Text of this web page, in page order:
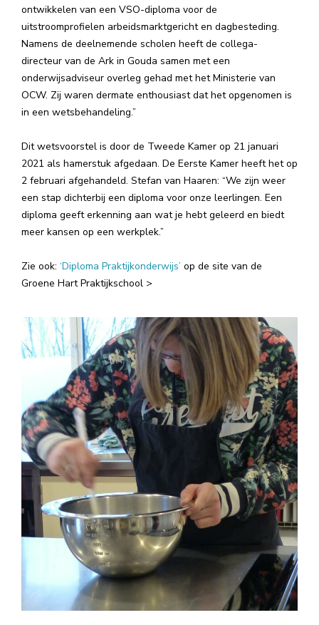
ontwikkelen van een VSO-diploma voor de
uitstroomprofielen arbeidsmarktgericht en dagbesteding.
Namens de deelnemende scholen heeft de collega-
directeur van de Ark in Gouda samen met een
onderwijsadviseur overleg gehad met het Ministerie van
OCW. Zij waren dermate enthousiast dat het opgenomen is
in een wetsbehandeling.”
Dit wetsvoorstel is door de Tweede Kamer op 21 januari
2021 als hamerstuk afgedaan. De Eerste Kamer heeft het op
2 februari afgehandeld. Stefan van Haaren: “We zijn weer
een stap dichterbij een diploma voor onze leerlingen. Een
diploma geeft erkenning aan wat je hebt geleerd en biedt
meer kansen op een werkplek.”
Zie ook: ‘Diploma Praktijkonderwijs’ op de site van de
Groene Hart Praktijkschool >